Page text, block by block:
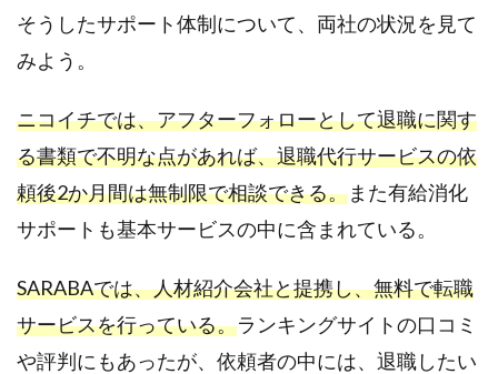
そうしたサポート体制について、両社の状況を見て
みよう。
ニコイチでは、アフターフォローとして退職に関す
る書類で不明な点があれば、退職代行サービスの依
頼後2か月間は無制限で相談できる。また有給消化
サポートも基本サービスの中に含まれている。
SARABAでは、人材紹介会社と提携し、無料で転職
サービスを行っている。ランキングサイトの口コミ
や評判にもあったが、依頼者の中には、退職したい